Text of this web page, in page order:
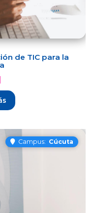
de TIC para la
Campus: Cúcuta